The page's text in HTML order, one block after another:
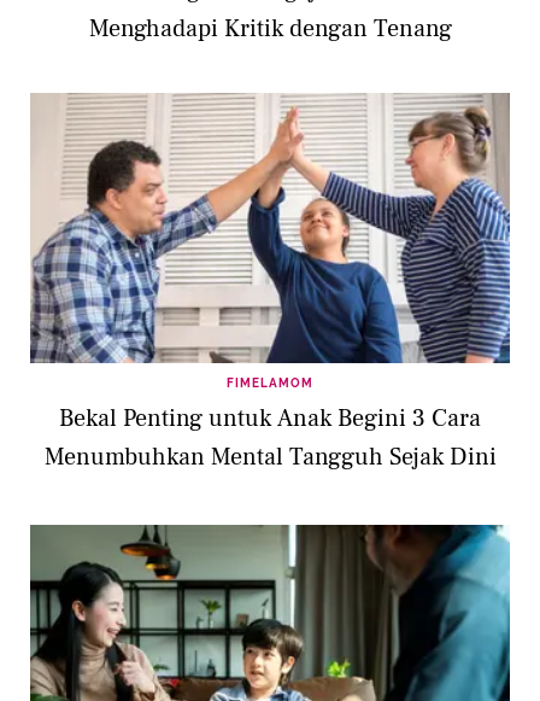
Menghadapi Kritik dengan Tenang
FIMELAMOM
Bekal Penting untuk Anak Begini 3 Cara
Menumbuhkan Mental Tangguh Sejak Dini